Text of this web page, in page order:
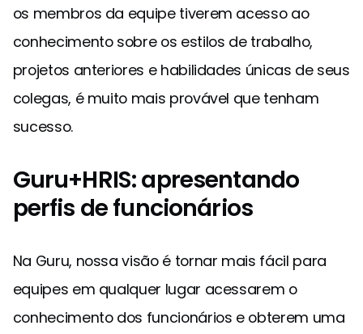
os membros da equipe tiverem acesso ao
conhecimento sobre os estilos de trabalho,
projetos anteriores e habilidades únicas de seus
colegas, é muito mais provável que tenham
sucesso.
Guru+HRIS: apresentando
perfis de funcionários
Na Guru, nossa visão é tornar mais fácil para
equipes em qualquer lugar acessarem o
conhecimento dos funcionários e obterem uma